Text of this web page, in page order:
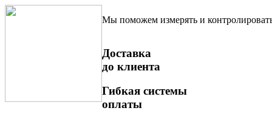
Мы поможем измерять и
Доставка
до клиента
Гибкая системы
оплаты